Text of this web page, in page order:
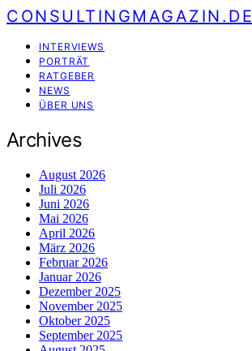
CONSULTINGMAGAZIN.DE
INTERVIEWS
PORTRÄT
RATGEBER
NEWS
ÜBER UNS
Archives
August 2026
Juli 2026
Juni 2026
Mai 2026
April 2026
März 2026
Februar 2026
Januar 2026
Dezember 2025
November 2025
Oktober 2025
September 2025